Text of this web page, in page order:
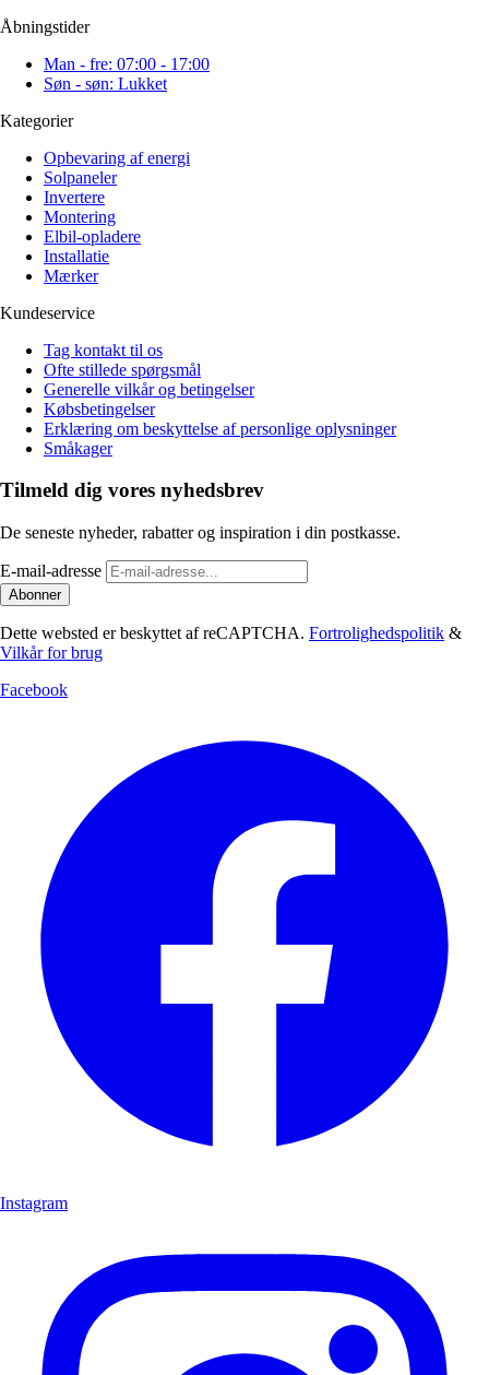
Åbningstider
Man - fre: 07:00 - 17:00
Søn - søn: Lukket
Kategorier
Opbevaring af energi
Solpaneler
Invertere
Montering
Elbil-opladere
Installatie
Mærker
Kundeservice
Tag kontakt til os
Ofte stillede spørgsmål
Generelle vilkår og betingelser
Købsbetingelser
Erklæring om beskyttelse af personlige oplysninger
Småkager
Tilmeld dig vores nyhedsbrev
De seneste nyheder, rabatter og inspiration i din postkasse.
E-mail-adresse
Abonner
Dette websted er beskyttet af reCAPTCHA. Fortrolighedspolitik &
Vilkår for brug
Facebook
Instagram